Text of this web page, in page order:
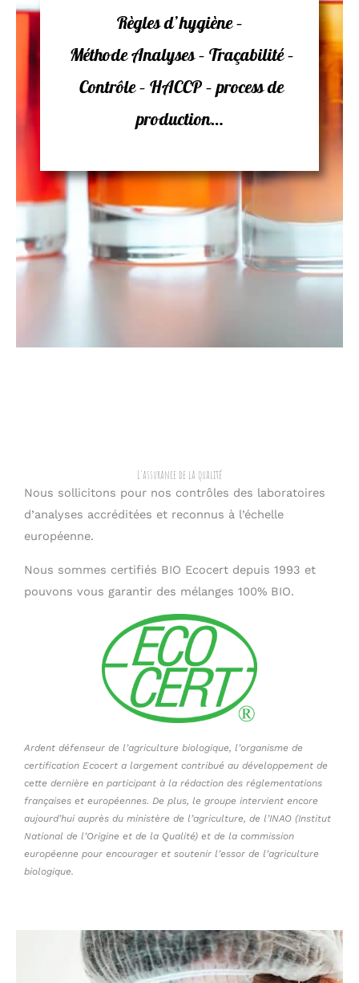
Règles d’hygiène –
MéthodeAnalyses –Traçabilité –
Contrôle –HACCP –process de
production…
L'assurance de la qualité
Nous sollicitons pour nos contrôles des laboratoires
d’analyses accréditées et reconnus à l’échelle
européenne.
Nous sommes certifiés BIO Ecocert depuis 1993 et
pouvons vous garantir des mélanges 100% BIO.
Ardent défenseur de l’agriculture biologique, l’organisme de
certification Ecocert a largement contribué au développement de
cette dernière en participant à la rédaction des réglementations
françaises et européennes. De plus, le groupe intervient encore
aujourd’hui auprès du ministère de l’agriculture, de l’INAO (Institut
National de l’Origine et de la Qualité) et de la commission
européenne pour encourager et soutenir l’essor de l’agriculture
biologique.